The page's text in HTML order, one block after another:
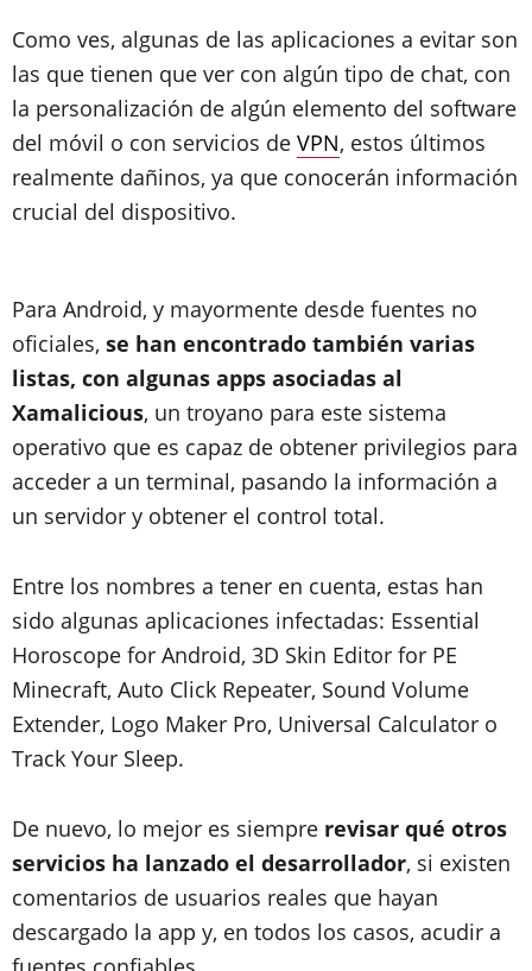
Como ves, algunas de las aplicaciones a evitar son
las que tienen que ver con algún tipo de chat, con
la personalización de algún elemento del software
del móvil o con servicios de VPN, estos últimos
realmente dañinos, ya que conocerán información
crucial del dispositivo.
Para Android, y mayormente desde fuentes no
oficiales, se han encontrado también varias
listas, con algunas apps asociadas al
Xamalicious, un troyano para este sistema
operativo que es capaz de obtener privilegios para
acceder a un terminal, pasando la información a
un servidor y obtener el control total.
Entre los nombres a tener en cuenta, estas han
sido algunas aplicaciones infectadas: Essential
Horoscope for Android, 3D Skin Editor for PE
Minecraft, Auto Click Repeater, Sound Volume
Extender, Logo Maker Pro, Universal Calculator o
Track Your Sleep.
De nuevo, lo mejor es siempre revisar qué otros
servicios ha lanzado el desarrollador, si existen
comentarios de usuarios reales que hayan
descargado la app y, en todos los casos, acudir a